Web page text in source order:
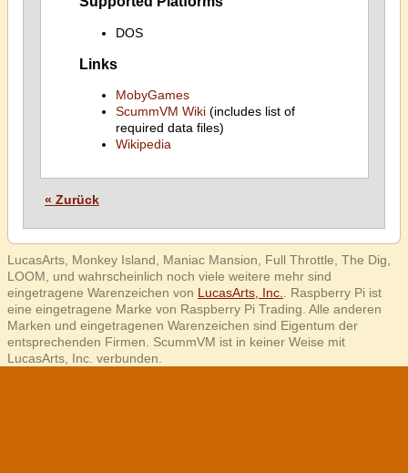
DOS
Links
MobyGames
ScummVM Wiki(includes list of
required data files)
Wikipedia
« Zurück
LucasArts, Monkey Island, Maniac Mansion, Full Throttle, The Dig,
LOOM, und wahrscheinlich noch viele weitere mehr sind
eingetragene Warenzeichen von LucasArts, Inc.
. Raspberry Pi ist
eine eingetragene Marke von Raspberry Pi Trading. Alle anderen
Marken und eingetragenen Warenzeichen sind Eigentum der
entsprechenden Firmen. ScummVM ist in keiner Weise mit
LucasArts, Inc. verbunden.